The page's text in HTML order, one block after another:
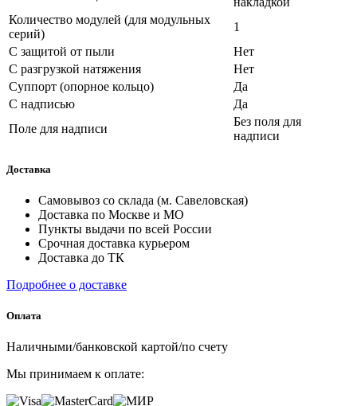
Количество модулей (для модульных
серий)
1
С защитой от пыли
Нет
С разгрузкой натяжения
Нет
Суппорт (опорное кольцо)
Да
С надписью
Да
Поле для надписи
Без поля для
надписи
Доставка
Самовывоз со склада (м. Савеловская)
Доставка по Москве и МО
Пункты выдачи по всей России
Срочная доставка курьером
Доставка до ТК
Подробнее о доставке
Оплата
Наличными/банковской картой/по счету
Мы принимаем к оплате: